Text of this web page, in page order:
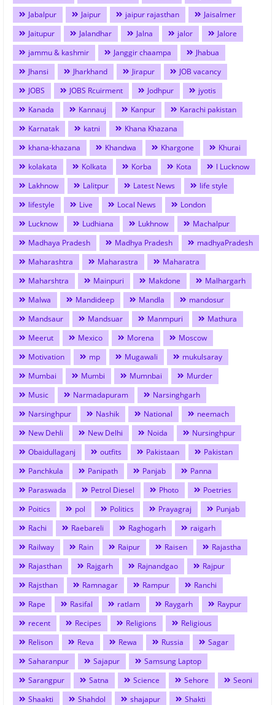
Jabalpur
Jaipur jaipur rajasthan
Jaisalmer
Jaitupur
Jalandhar Jalna jalor
Jalore
jammu & kashmir
Janggir chaampa
Jhabua
Jhansi
Jharkhand Jirapur
JOB vacancy
JOBS
JOBS Rcuirment Jodhpur
jyotis
Kanada
Kannauj Kanpur
Karachi pakistan
Karnatak
katni
Khana Khazana
khana-khazana
Khandwa Khargone
Khurai
kolakata
Kolkata Korba Kota
l Lucknow
Lakhnow
Lalitpur Latest News
life style
lifestyle
Live Local News
London
Lucknow
Ludhiana Lukhnow
Machalpur
Madhaya Pradesh
Madhya Pradesh
madhyaPradesh
Maharashtra
Maharastra
Maharatra
Maharshtra
Mainpuri Makdone
Malhargarh
Malwa
Mandideep Mandla
mandosur
Mandsaur
Mandsuar Manmpuri
Mathura
Meerut
Mexico Morena
Moscow
Motivation
mp Mugawali
mukulsaray
Mumbai
Mumbi Mumnbai
Murder
Music
Narmadapuram
Narsinghgarh
Narsinghpur
Nashik National
neemach
New Dehli
New Delhi Noida
Nursinghpur
Obaidullaganj
outfits Pakistaan
Pakistan
Panchkula
Panipath Panjab
Panna
Paraswada
Petrol Diesel Photo
Poetries
Poitics
pol Politics Prayagraj
Punjab
Rachi
Raebareli Raghogarh
raigarh
Railway
Rain Raipur Raisen
Rajastha
Rajasthan
Rajgarh Rajnandgao
Rajpur
Rajsthan
Ramnagar Rampur
Ranchi
Rape
Rasifal ratlam Raygarh
Raypur
recent
Recipes Religions
Religious
Relison
Reva Rewa Russia
Sagar
Saharanpur
Sajapur
Samsung Laptop
Sarangpur
Satna Science Sehore
Seoni
Shaakti
Shahdol shajapur
Shakti